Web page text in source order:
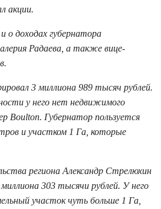
акции.
о доходах губернатора
Радаева, а также вице-
3 миллиона 989 тысяч рублей.
у него нет недвижимого
Boulton. Губернатор пользуется
и участком 1 Га, которые
региона Александр Стрелюхин
303 тысячи рублей. У него
участок чуть больше 1 Га,